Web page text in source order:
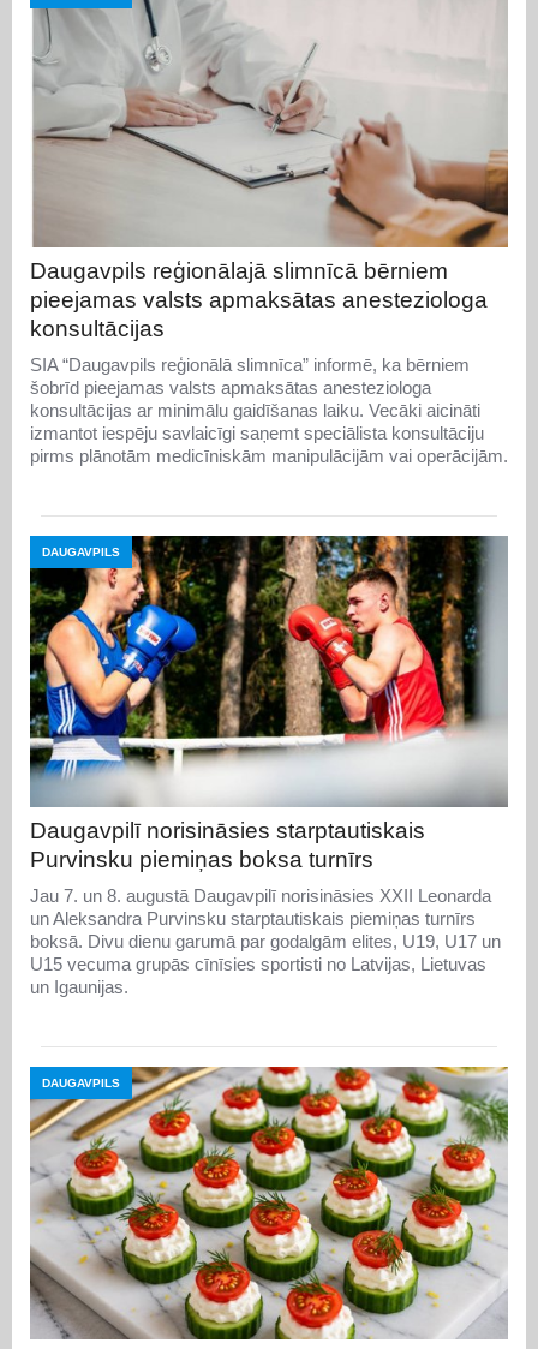
Daugavpils reģionālajā slimnīcā bērniem
pieejamas valsts apmaksātas anesteziologa
konsultācijas
SIA “Daugavpils reģionālā slimnīca” informē, ka bērniem
šobrīd pieejamas valsts apmaksātas anesteziologa
konsultācijas ar minimālu gaidīšanas laiku. Vecāki aicināti
izmantot iespēju savlaicīgi saņemt speciālista konsultāciju
pirms plānotām medicīniskām manipulācijām vai operācijām.
DAUGAVPILS
Daugavpilī norisināsies starptautiskais
Purvinsku piemiņas boksa turnīrs
Jau 7. un 8. augustā Daugavpilī norisināsies XXII Leonarda
un Aleksandra Purvinsku starptautiskais piemiņas turnīrs
boksā. Divu dienu garumā par godalgām elites, U19, U17 un
U15 vecuma grupās cīnīsies sportisti no Latvijas, Lietuvas
un Igaunijas.
DAUGAVPILS